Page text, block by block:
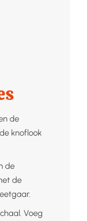
de
knoflook
de
de
Voeg